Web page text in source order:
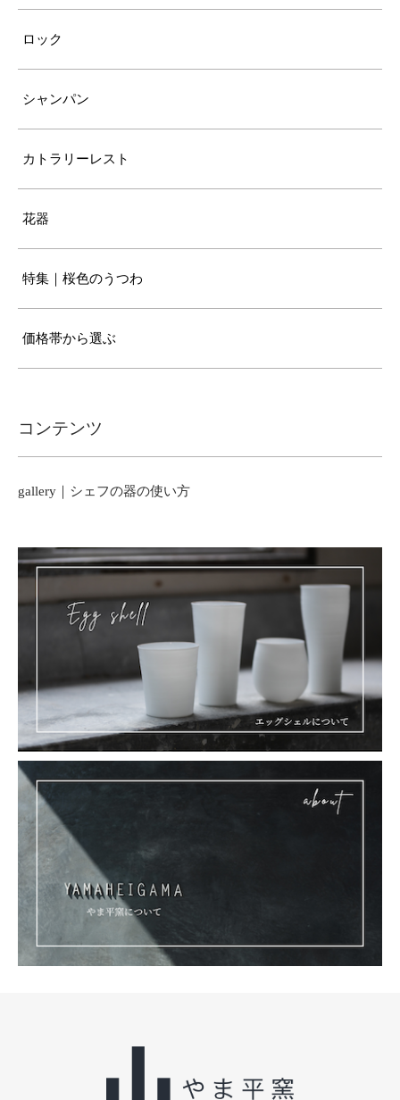
ロック
シャンパン
カトラリーレスト
花器
特集｜桜色のうつわ
価格帯から選ぶ
コンテンツ
gallery｜シェフの器の使い方